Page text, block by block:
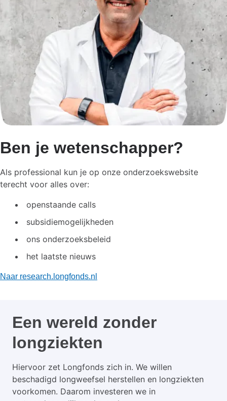
Ben je wetenschapper?
Als professional kun je op onze onderzoekswebsite
terecht voor alles over:
openstaande calls
subsidiemogelijkheden
ons onderzoeksbeleid
het laatste nieuws
Naar research.longfonds.nl
Een wereld zonder
longziekten
Hiervoor zet Longfonds zich in. We willen
beschadigd longweefsel herstellen en longziekten
voorkomen. Daarom investeren we in